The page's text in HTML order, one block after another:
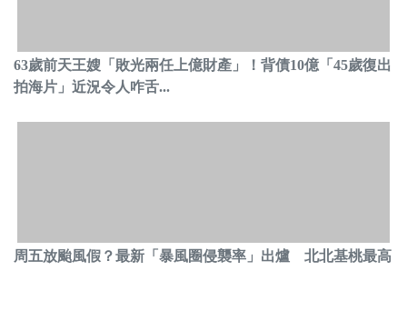
63歲前天王嫂「敗光兩任上億財產」！背債10億「45歲復出
拍海片」近況令人咋舌...
周五放颱風假？最新「暴風圈侵襲率」出爐 北北基桃最高